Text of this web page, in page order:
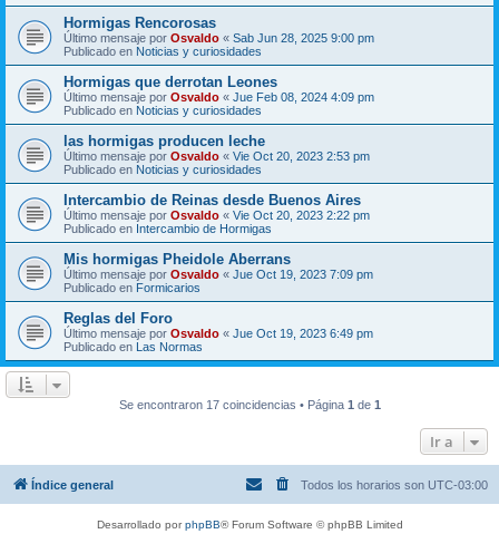
Hormigas Rencorosas
Último mensaje por Osvaldo « Sab Jun 28, 2025 9:00 pm
Publicado en Noticias y curiosidades
Hormigas que derrotan Leones
Último mensaje por Osvaldo « Jue Feb 08, 2024 4:09 pm
Publicado en Noticias y curiosidades
las hormigas producen leche
Último mensaje por Osvaldo « Vie Oct 20, 2023 2:53 pm
Publicado en Noticias y curiosidades
Intercambio de Reinas desde Buenos Aires
Último mensaje por Osvaldo « Vie Oct 20, 2023 2:22 pm
Publicado en Intercambio de Hormigas
Mis hormigas Pheidole Aberrans
Último mensaje por Osvaldo « Jue Oct 19, 2023 7:09 pm
Publicado en Formicarios
Reglas del Foro
Último mensaje por Osvaldo « Jue Oct 19, 2023 6:49 pm
Publicado en Las Normas
Se encontraron 17 coincidencias • Página 1 de 1
Ir a
Índice general Todos los horarios son UTC-03:00
Desarrollado porphpBB® Forum Software © phpBB Limited